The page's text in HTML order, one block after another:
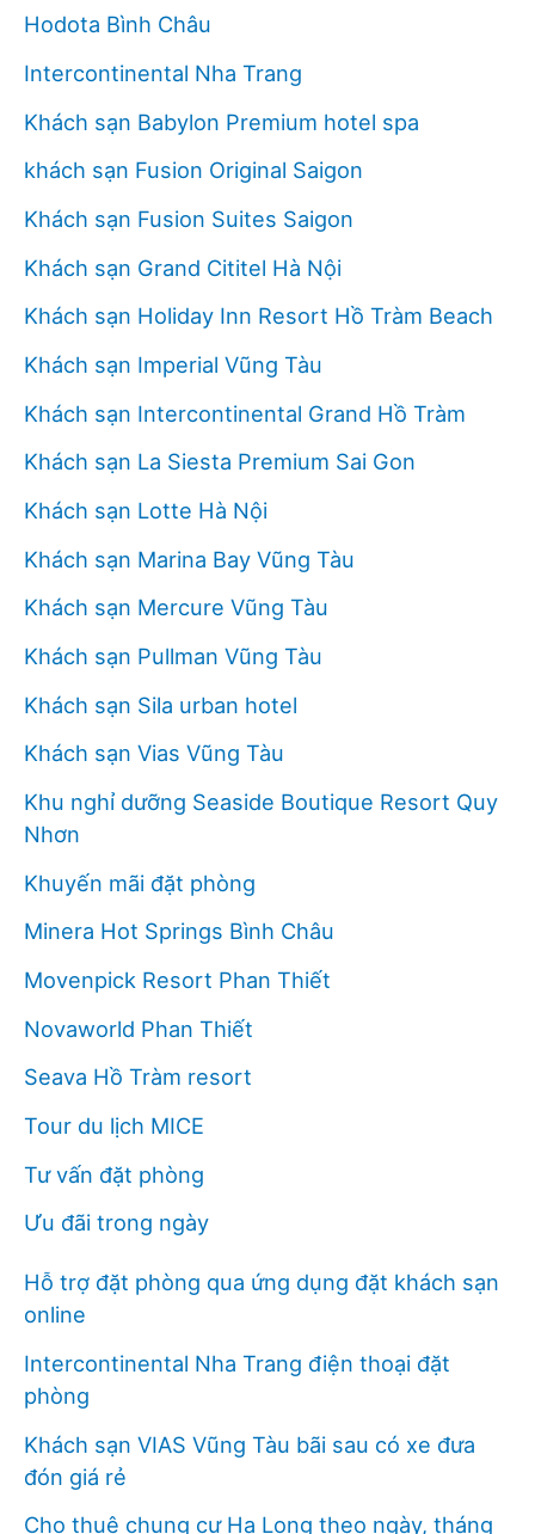
Hodota Bình Châu
Intercontinental Nha Trang
Khách sạn Babylon Premium hotel spa
khách sạn Fusion Original Saigon
Khách sạn Fusion Suites Saigon
Khách sạn Grand Cititel Hà Nội
Khách sạn Holiday Inn Resort Hồ Tràm Beach
Khách sạn Imperial Vũng Tàu
Khách sạn Intercontinental Grand Hồ Tràm
Khách sạn La Siesta Premium Sai Gon
Khách sạn Lotte Hà Nội
Khách sạn Marina Bay Vũng Tàu
Khách sạn Mercure Vũng Tàu
Khách sạn Pullman Vũng Tàu
Khách sạn Sila urban hotel
Khách sạn Vias Vũng Tàu
Khu nghỉ dưỡng Seaside Boutique Resort Quy
Nhơn
Khuyến mãi đặt phòng
Minera Hot Springs Bình Châu
Movenpick Resort Phan Thiết
Novaworld Phan Thiết
Seava Hồ Tràm resort
Tour du lịch MICE
Tư vấn đặt phòng
Ưu đãi trong ngày
Hỗ trợ đặt phòng qua ứng dụng đặt khách sạn
online
Intercontinental Nha Trang điện thoại đặt
phòng
Khách sạn VIAS Vũng Tàu bãi sau có xe đưa
đón giá rẻ
Cho thuê chung cư Hạ Long theo ngày, tháng